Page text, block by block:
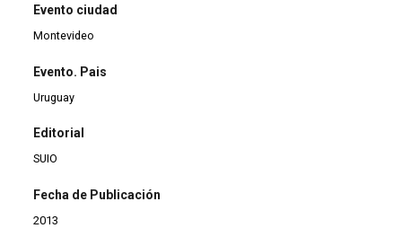
Evento ciudad
Montevideo
Evento. Pais
Uruguay
Editorial
SUIO
Fecha de Publicación
2013